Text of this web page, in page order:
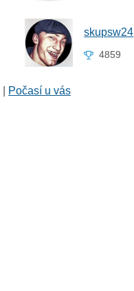
skupsw24
4859
Počasí u vás